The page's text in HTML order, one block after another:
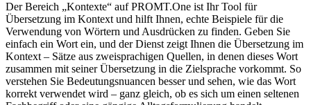
Der Bereich „Kontexte“ auf PROMT.One ist Ihr Tool für
Übersetzung im Kontext und hilft Ihnen, echte Beispiele für die
Verwendung von Wörtern und Ausdrücken zu finden. Geben Sie
einfach ein Wort ein, und der Dienst zeigt Ihnen die Übersetzung im
Kontext – Sätze aus zweisprachigen Quellen, in denen dieses Wort
zusammen mit seiner Übersetzung in die Zielsprache vorkommt. So
verstehen Sie Bedeutungsnuancen besser und sehen, wie das Wort
korrekt verwendet wird – ganz gleich, ob es sich um einen seltenen